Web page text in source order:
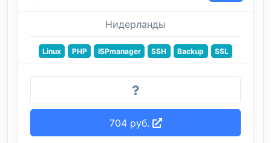
Нидерланды
Linux PHP ISPmanager SSH Backup SSL
704 руб.